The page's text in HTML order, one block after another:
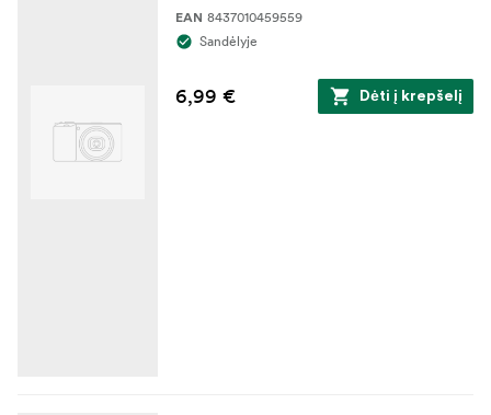
EAN 8437010459559
Sandėlyje
6,99 € Dėti į krepšelį